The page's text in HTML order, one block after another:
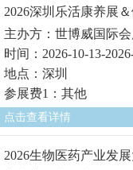
2026深圳乐活康养展
主办方：世博威国际会
时间：2026-10-13-
地点：深圳
参展费1：其他
点击查看详情
2026生物医药产业发